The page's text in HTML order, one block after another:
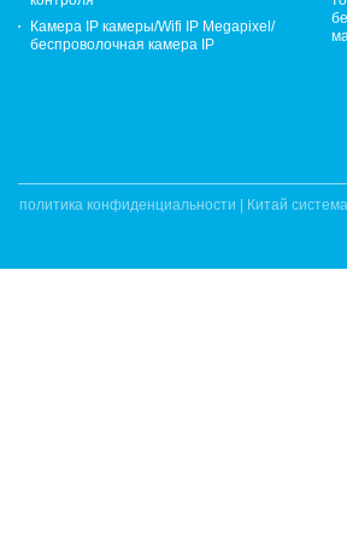
Камера IP камеры/Wifi IP Megapixel/
беспроволочная камера IP
политика конфиденциальности
Китай